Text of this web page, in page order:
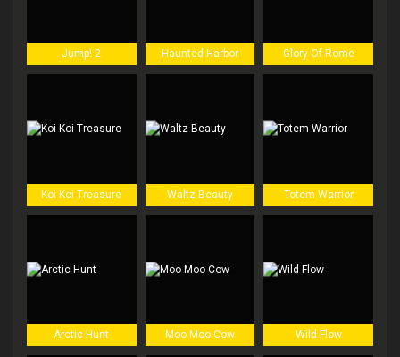
Jump! 2 Haunted Harbor Glory Of Rome
Koi Koi Treasure Waltz Beauty Totem Warrior
Arctic Hunt Moo Moo Cow Wild Flow